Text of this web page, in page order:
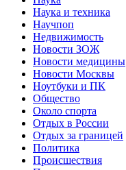
Наука и техника
Научпоп
Недвижимость
Новости ЗОЖ
Новости медицины
Новости Москвы
Ноутбуки и ПК
Общество
Около спорта
Отдых в России
Отдых за границей
Политика
Происшествия